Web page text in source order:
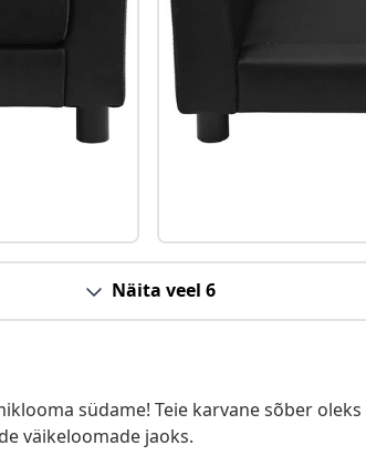
Näita veel 6
südame! Teie karvane sõber
väikeloomade jaoks.